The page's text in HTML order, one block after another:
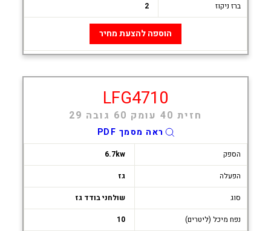
ברז ניקוז
2
הוספה להצעת מחיר
LFG4710
חזית 40 עומק 60 גובה 29
ראה מסמך PDF
הספק
6.7kw
הפעלה
גז
סוג
שולחני בודד גז
נפח מיכל (ליטרים)
10